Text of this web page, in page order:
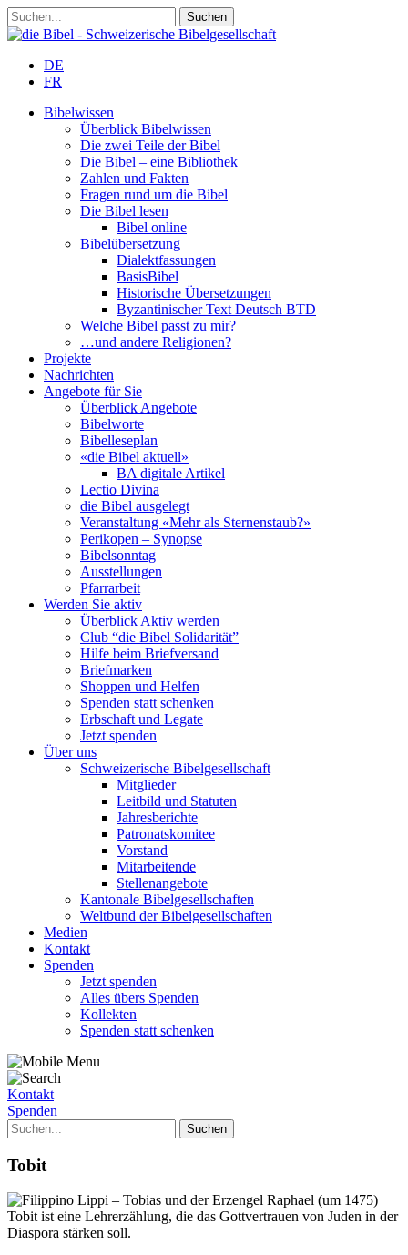
DE
FR
Bibelwissen
Überblick Bibelwissen
Die zwei Teile der Bibel
Die Bibel – eine Bibliothek
Zahlen und Fakten
Fragen rund um die Bibel
Die Bibel lesen
Bibel online
Bibelübersetzung
Dialektfassungen
BasisBibel
Historische Übersetzungen
Byzantinischer Text Deutsch BTD
Welche Bibel passt zu mir?
…und andere Religionen?
Projekte
Nachrichten
Angebote für Sie
Überblick Angebote
Bibelworte
Bibelleseplan
«die Bibel aktuell»
BA digitale Artikel
Lectio Divina
die Bibel ausgelegt
Veranstaltung «Mehr als Sternenstaub?»
Perikopen – Synopse
Bibelsonntag
Ausstellungen
Pfarrarbeit
Werden Sie aktiv
Überblick Aktiv werden
Club “die Bibel Solidarität”
Hilfe beim Briefversand
Briefmarken
Shoppen und Helfen
Spenden statt schenken
Erbschaft und Legate
Jetzt spenden
Über uns
Schweizerische Bibelgesellschaft
Mitglieder
Leitbild und Statuten
Jahresberichte
Patronatskomitee
Vorstand
Mitarbeitende
Stellenangebote
Kantonale Bibelgesellschaften
Weltbund der Bibelgesellschaften
Medien
Kontakt
Spenden
Jetzt spenden
Alles übers Spenden
Kollekten
Spenden statt schenken
Kontakt
Spenden
Tobit
Tobit ist eine Lehrerzählung, die das Gottvertrauen von Juden in der
Diaspora stärken soll.